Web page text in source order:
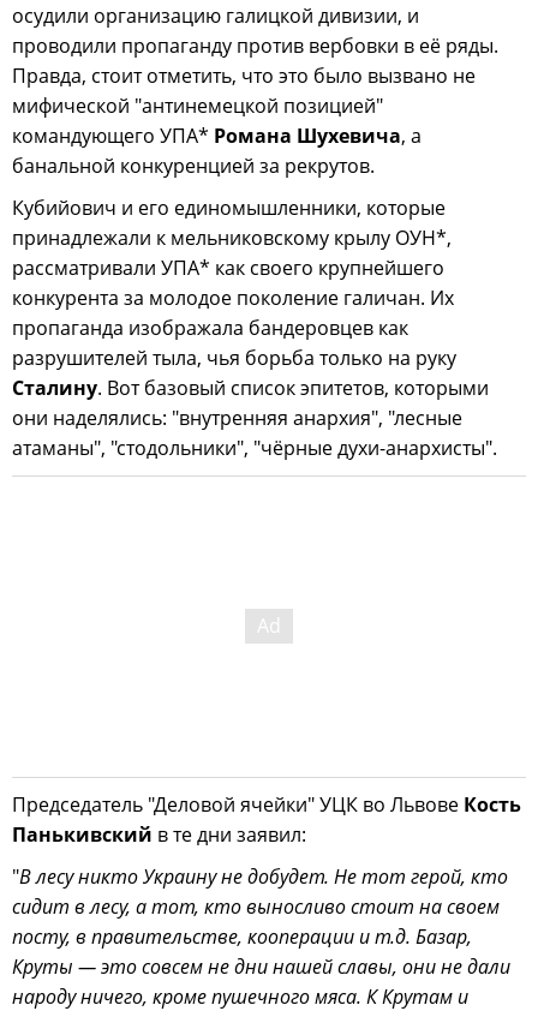
осудили организацию галицкой дивизии, и
проводили пропаганду против вербовки в её ряды.
Правда, стоит отметить, что это было вызвано не
мифической "антинемецкой позицией"
командующего УПА* Романа Шухевича, а
банальной конкуренцией за рекрутов.
Кубийович и его единомышленники, которые
принадлежали к мельниковскому крылу ОУН*,
рассматривали УПА* как своего крупнейшего
конкурента за молодое поколение галичан. Их
пропаганда изображала бандеровцев как
разрушителей тыла, чья борьба только на руку
Сталину. Вот базовый список эпитетов, которыми
они наделялись: "внутренняя анархия", "лесные
атаманы", "стодольники", "чёрные духи-анархисты".
Председатель "Деловой ячейки" УЦК во Львове Кость
Панькивский в те дни заявил:
"В лесу никто Украину не добудет. Не тот герой, кто
сидит в лесу, а тот, кто выносливо стоит на своем
посту, в правительстве, кооперации и т.д. Базар,
Круты — это совсем не дни нашей славы, они не дали
народу ничего, кроме пушечного мяса. К Крутам и